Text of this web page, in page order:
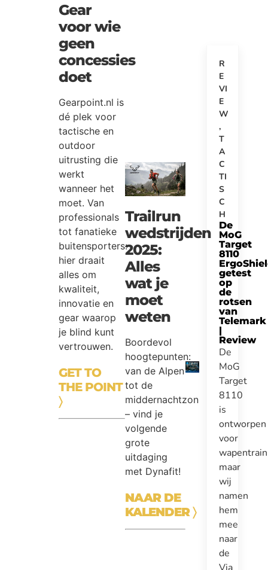
Gear
voor wie
geen
concessies
doet
Gearpoint.nl is
dé plek voor
tactische en
outdoor
uitrusting die
werkt
wanneer het
moet. Van
professionals
tot fanatieke
buitensporters:
hier draait
alles om
kwaliteit,
innovatie en
gear waarop
je blind kunt
vertrouwen.
GET TO
THE POINT
〉
Trailrun
wedstrijden
2025:
Alles
wat je
moet
weten
Boordevol
hoogtepunten:
van de Alpen
tot de
middernachtzon
– vind je
volgende
grote
uitdaging
met Dynafit!
NAAR DE
KALENDER〉
R
E
VI
E
W
,
T
A
C
TI
S
C
H
De
MoG
Target
8110
getest
op
de
rotsen
van
Telemark
|
Review
De
MoG
Target
8110
is
ontworpen
voor
maar
wij
namen
hem
mee
naar
de